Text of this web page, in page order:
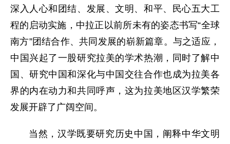
深入人心和团结、发展、文明、和平、民心五大工
程的启动实施，中拉正以前所未有的姿态书写“全球
南方”团结合作、共同发展的崭新篇章。与之适应，
中国兴起了一股研究拉美的学术热潮，同时了解中
国、研究中国和深化与中国交往合作也成为拉美各
界的内在动力和共同呼声，这为拉美地区汉学繁荣
发展开辟了广阔空间。
当然，汉学既要研究历史中国，阐释中华文明